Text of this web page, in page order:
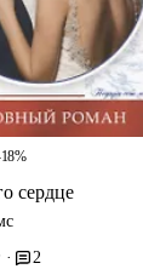
сердце
·
2